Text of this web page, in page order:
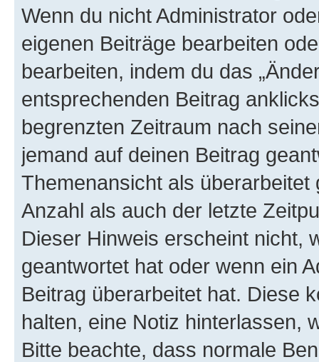
Wenn du nicht Administrator
eigenen Beiträge bearbeiten
bearbeiten, indem du das
entsprechenden Beitrag
begrenzten Zeitraum nach
jemand auf deinen Beitrag
Themenansicht als
Anzahl als auch der letzte
Dieser Hinweis erscheint nicht,
geantwortet hat oder wenn ein
Beitrag überarbeitet hat. Diese
halten, eine Notiz hinterlassen,
Bitte beachte, dass normale